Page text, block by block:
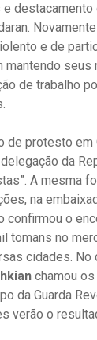
e de
de trabalho
de protesto
da
A mesma
na
o
tomans no
cidades.
chamou
da Guarda
verão o